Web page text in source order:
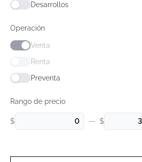
Desarrollos
Operación
Venta
Renta
Preventa
Rango de precio
$ — $